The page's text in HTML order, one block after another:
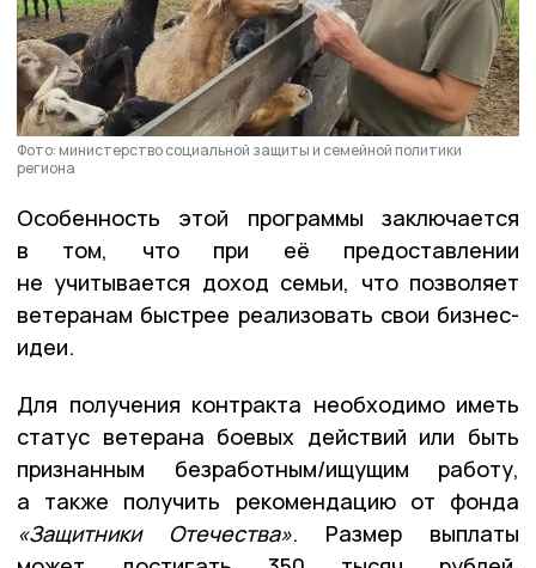
Фото: министерство социальной защиты и семейной политики
региона
Особенность этой программы заключается
в том, что при её предоставлении
не учитывается доход семьи, что позволяет
ветеранам быстрее реализовать свои бизнес-
идеи.
Для получения контракта необходимо иметь
статус ветерана боевых действий или быть
признанным безработным/ищущим работу,
а также получить рекомендацию от фонда
«Защитники Отечества». Размер выплаты